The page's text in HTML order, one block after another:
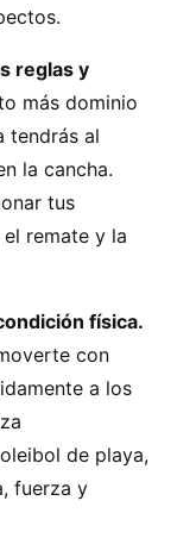
reglas y
más dominio
tendrás al
la cancha.
tus
remate y la
física.
con
a los
de playa,
fuerza y